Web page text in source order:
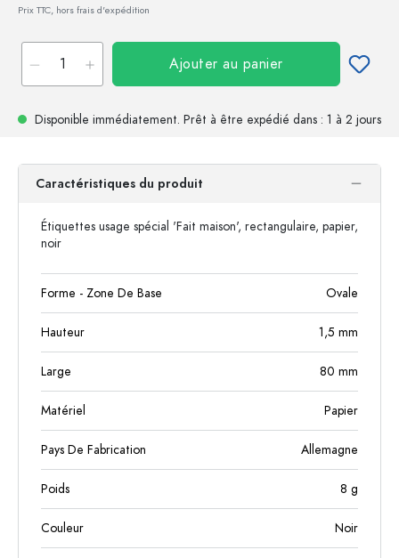
Prix TTC, hors frais d'expédition
Ajouter au panier
Disponible immédiatement. Prêt à être expédié dans : 1 à 2 jours
Caractéristiques du produit
Étiquettes usage spécial 'Fait maison', rectangulaire, papier,
noir
Forme - Zone De Base Ovale
Hauteur 1,5 mm
Large 80 mm
Matériel Papier
Pays De Fabrication Allemagne
Poids 8 g
Couleur Noir